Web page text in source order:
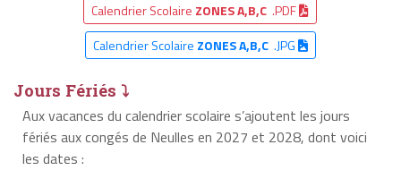
Calendrier Scolaire ZONES A,B,C .PDF
Calendrier Scolaire ZONES A,B,C.JPG
Jours Fériés ⤵
Aux vacances du calendrier scolaire s’ajoutent les jours
fériés aux congés de Neulles en 2027 et 2028, dont voici
les dates :